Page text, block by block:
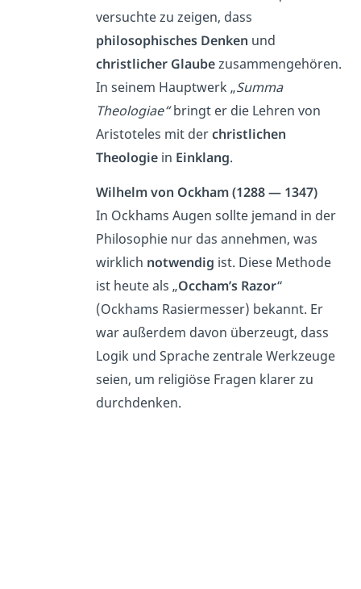
versuchte zu zeigen, dass
philosophisches Denken und
christlicher Glaubezusammengehören.
In seinem Hauptwerk „Summa
Theologiae“bringt er die Lehren von
Aristoteles mit derchristlichen
Theologiein Einklang.
Wilhelm von Ockham (1288 — 1347)
In Ockhams Augen sollte jemand in der
Philosophie nur das annehmen, was
wirklich notwendig ist. Diese Methode
ist heute als „Occham’s Razor“
(Ockhams Rasiermesser) bekannt. Er
war außerdem davon überzeugt, dass
Logik und Sprache zentrale Werkzeuge
seien, um religiöse Fragen klarer zu
durchdenken.